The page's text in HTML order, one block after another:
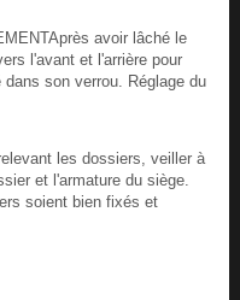
avoir lâché le
l'avant et l'arrière pour
son verrou. Réglage du
les dossiers, veiller à
et l'armature du siège.
soient bien fixés et